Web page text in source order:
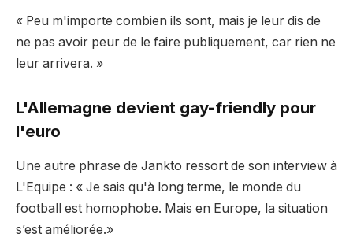
« Peu m'importe combien ils sont, mais je leur dis de
ne pas avoir peur de le faire publiquement, car rien ne
leur arrivera. »
L'Allemagne devient gay-friendly pour
l'euro
Une autre phrase de Jankto ressort de son interview à
L'Equipe : « Je sais qu'à long terme, le monde du
football est homophobe. Mais en Europe, la situation
s’est améliorée.»